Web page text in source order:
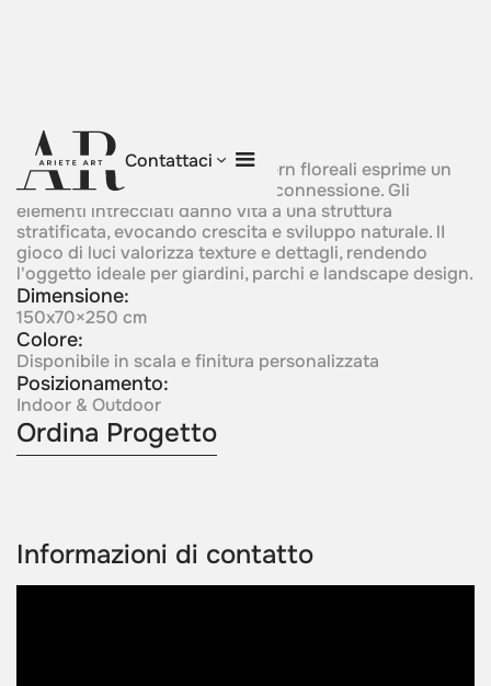
Contattaci
Floral Weave
Una scultura che richiama pattern floreali esprime un
ritmo organico e una profonda connessione. Gli
elementi intrecciati danno vita a una struttura
stratificata, evocando crescita e sviluppo naturale. lI
gioco di luci valorizza texture e dettagli, rendendo
l'oggetto ideale per giardini, parchi e landscape design.
Dimensione:
150x70×250 cm
Colore:
Disponibile in scala e finitura personalizzata
Posizionamento:
Indoor & Outdoor
Ordina Progetto
Informazioni di contatto